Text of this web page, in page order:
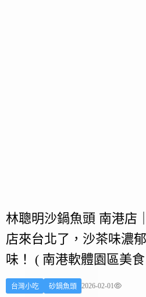
林聰明沙鍋魚頭 南港店
店來台北了，沙茶味濃
味！ ( 南港軟體園區美
台灣小吃 砂鍋魚頭 2026-02-01